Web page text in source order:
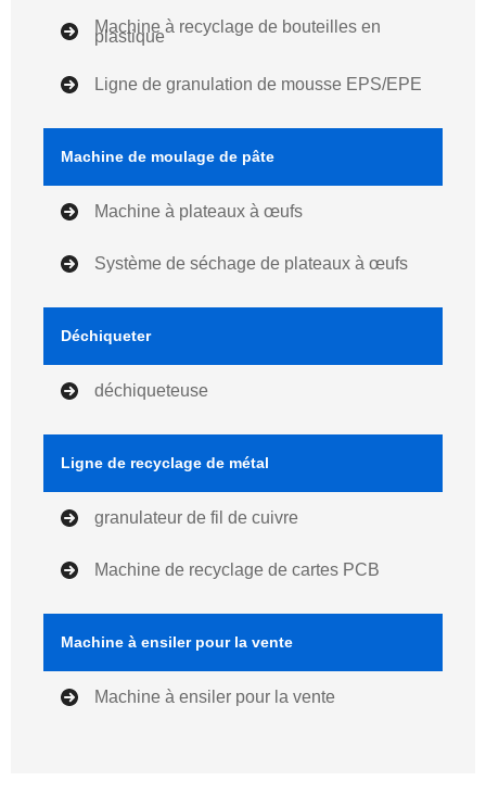
Machine à recyclage de bouteilles en
plastique
Ligne de granulation de mousse EPS/EPE
Machine de moulage de pâte
Machine à plateaux à œufs
Système de séchage de plateaux à œufs
Déchiqueter
déchiqueteuse
Ligne de recyclage de métal
granulateur de fil de cuivre
Machine de recyclage de cartes PCB
Machine à ensiler pour la vente
Machine à ensiler pour la vente